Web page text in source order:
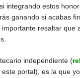
integrando estos
ganando si acabas
resaltar
independiente (
portal), es la que